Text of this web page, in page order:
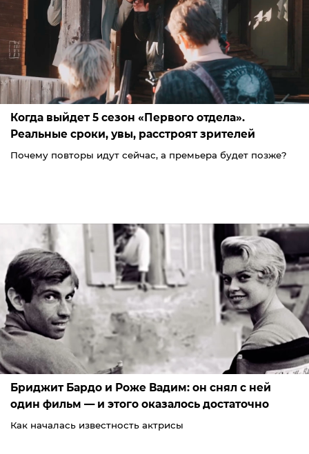
Когда выйдет 5 сезон «Первого отдела».
Реальные сроки, увы, расстроят зрителей
Почему повторы идут сейчас, а премьера будет позже?
Бриджит Бардо и Роже Вадим: он снял с ней
один фильм — и этого оказалось достаточно
Как началась известность актрисы